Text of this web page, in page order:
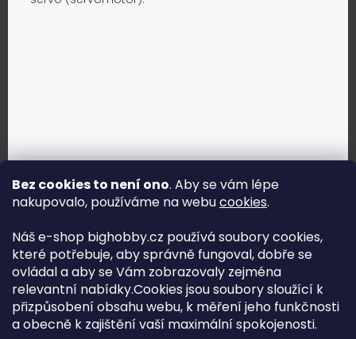
Bez cookies to není ono. Aby se vám lépe
nakupovalo, používáme na webucookies.
Náš e-shop bighobby.cz používá soubory cookies,
které potřebuje, aby správně fungoval, dobře se
ovládal a aby se Vám zobrazovaly zejména
relevantní nabídky.Cookies jsou soubory sloužící k
přizpůsobení obsahu webu, k měření jeho funkčnosti
a obecně k zajištění vaší maximální spokojenosti.
Jak vybrat správné servo?
Najít správné servo